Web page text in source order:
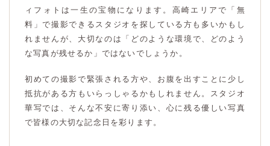
ィフォトは一生の宝物になります。高崎エリアで「無
料」で撮影できるスタジオを探している方も多いかもし
れませんが、大切なのは「どのような環境で、どのよう
な写真が残せるか」ではないでしょうか。
初めての撮影で緊張される方や、お腹を出すことに少し
抵抗がある方もいらっしゃるかもしれません。スタジオ
華写では、そんな不安に寄り添い、心に残る優しい写真
で皆様の大切な記念日を彩ります。